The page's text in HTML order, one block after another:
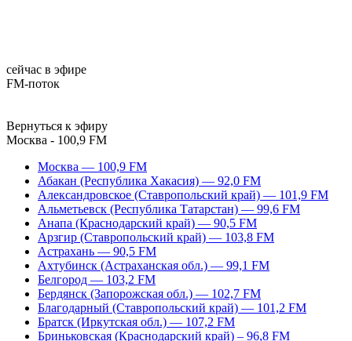
сейчас в эфире
FM-поток
Вернуться к эфиру
Москва - 100,9 FM
Москва — 100,9 FM
Абакан (Республика Хакасия) — 92,0 FM
Александровское (Ставропольский край) — 101,9 FM
Альметьевск (Республика Татарстан) — 99,6 FM
Анапа (Краснодарский край) — 90,5 FM
Арзгир (Ставропольский край) — 103,8 FM
Астрахань — 90,5 FM
Ахтубинск (Астраханская обл.) — 99,1 FM
Белгород — 103,2 FM
Бердянск (Запорожская обл.) — 102,7 FM
Благодарный (Ставропольский край) — 101,2 FM
Братск (Иркутская обл.) — 107,2 FM
Бриньковская (Краснодарский край) – 96,8 FM